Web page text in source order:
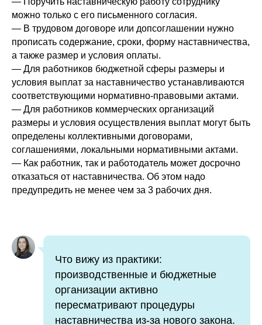
можно только с его письменного согласия.
— В трудовом договоре или допсоглашении нужно
прописать содержание, сроки, форму наставничества,
а также размер и условия оплаты.
— Для работников бюджетной сферы размеры и
условия выплат за наставничество устанавливаются
соответствующими нормативно-правовыми актами.
— Для работников коммерческих организаций
размеры и условия осуществления выплат могут быть
определены коллективными договорами,
соглашениями, локальными нормативными актами.
— Как работник, так и работодатель может досрочно
отказаться от наставничества. Об этом надо
предупредить не менее чем за 3 рабочих дня.
Что вижу из практики:
производственные и бюджетные
организации активно
пересматривают процедуры
наставничества из-за нового закона.